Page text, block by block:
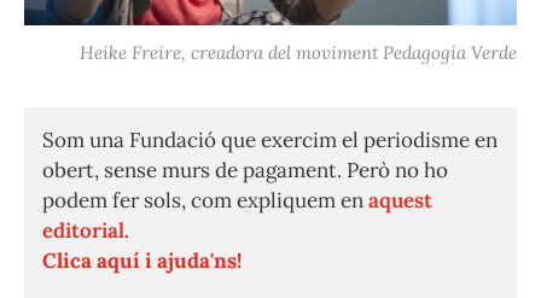
Heike Freire, creadora del moviment Pedagogía Verde
Som una Fundació que exercim el periodisme en
obert, sense murs de pagament. Però no ho
podem fer sols, com expliquem enaquest
editorial.
Clica aquí i ajuda'ns!